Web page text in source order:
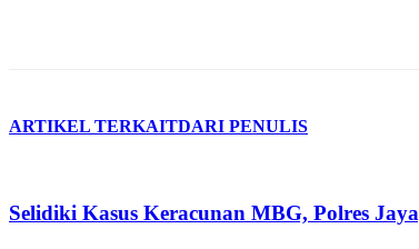
ARTIKEL TERKAITDARI PENULIS
Selidiki Kasus Keracunan MBG, Polres